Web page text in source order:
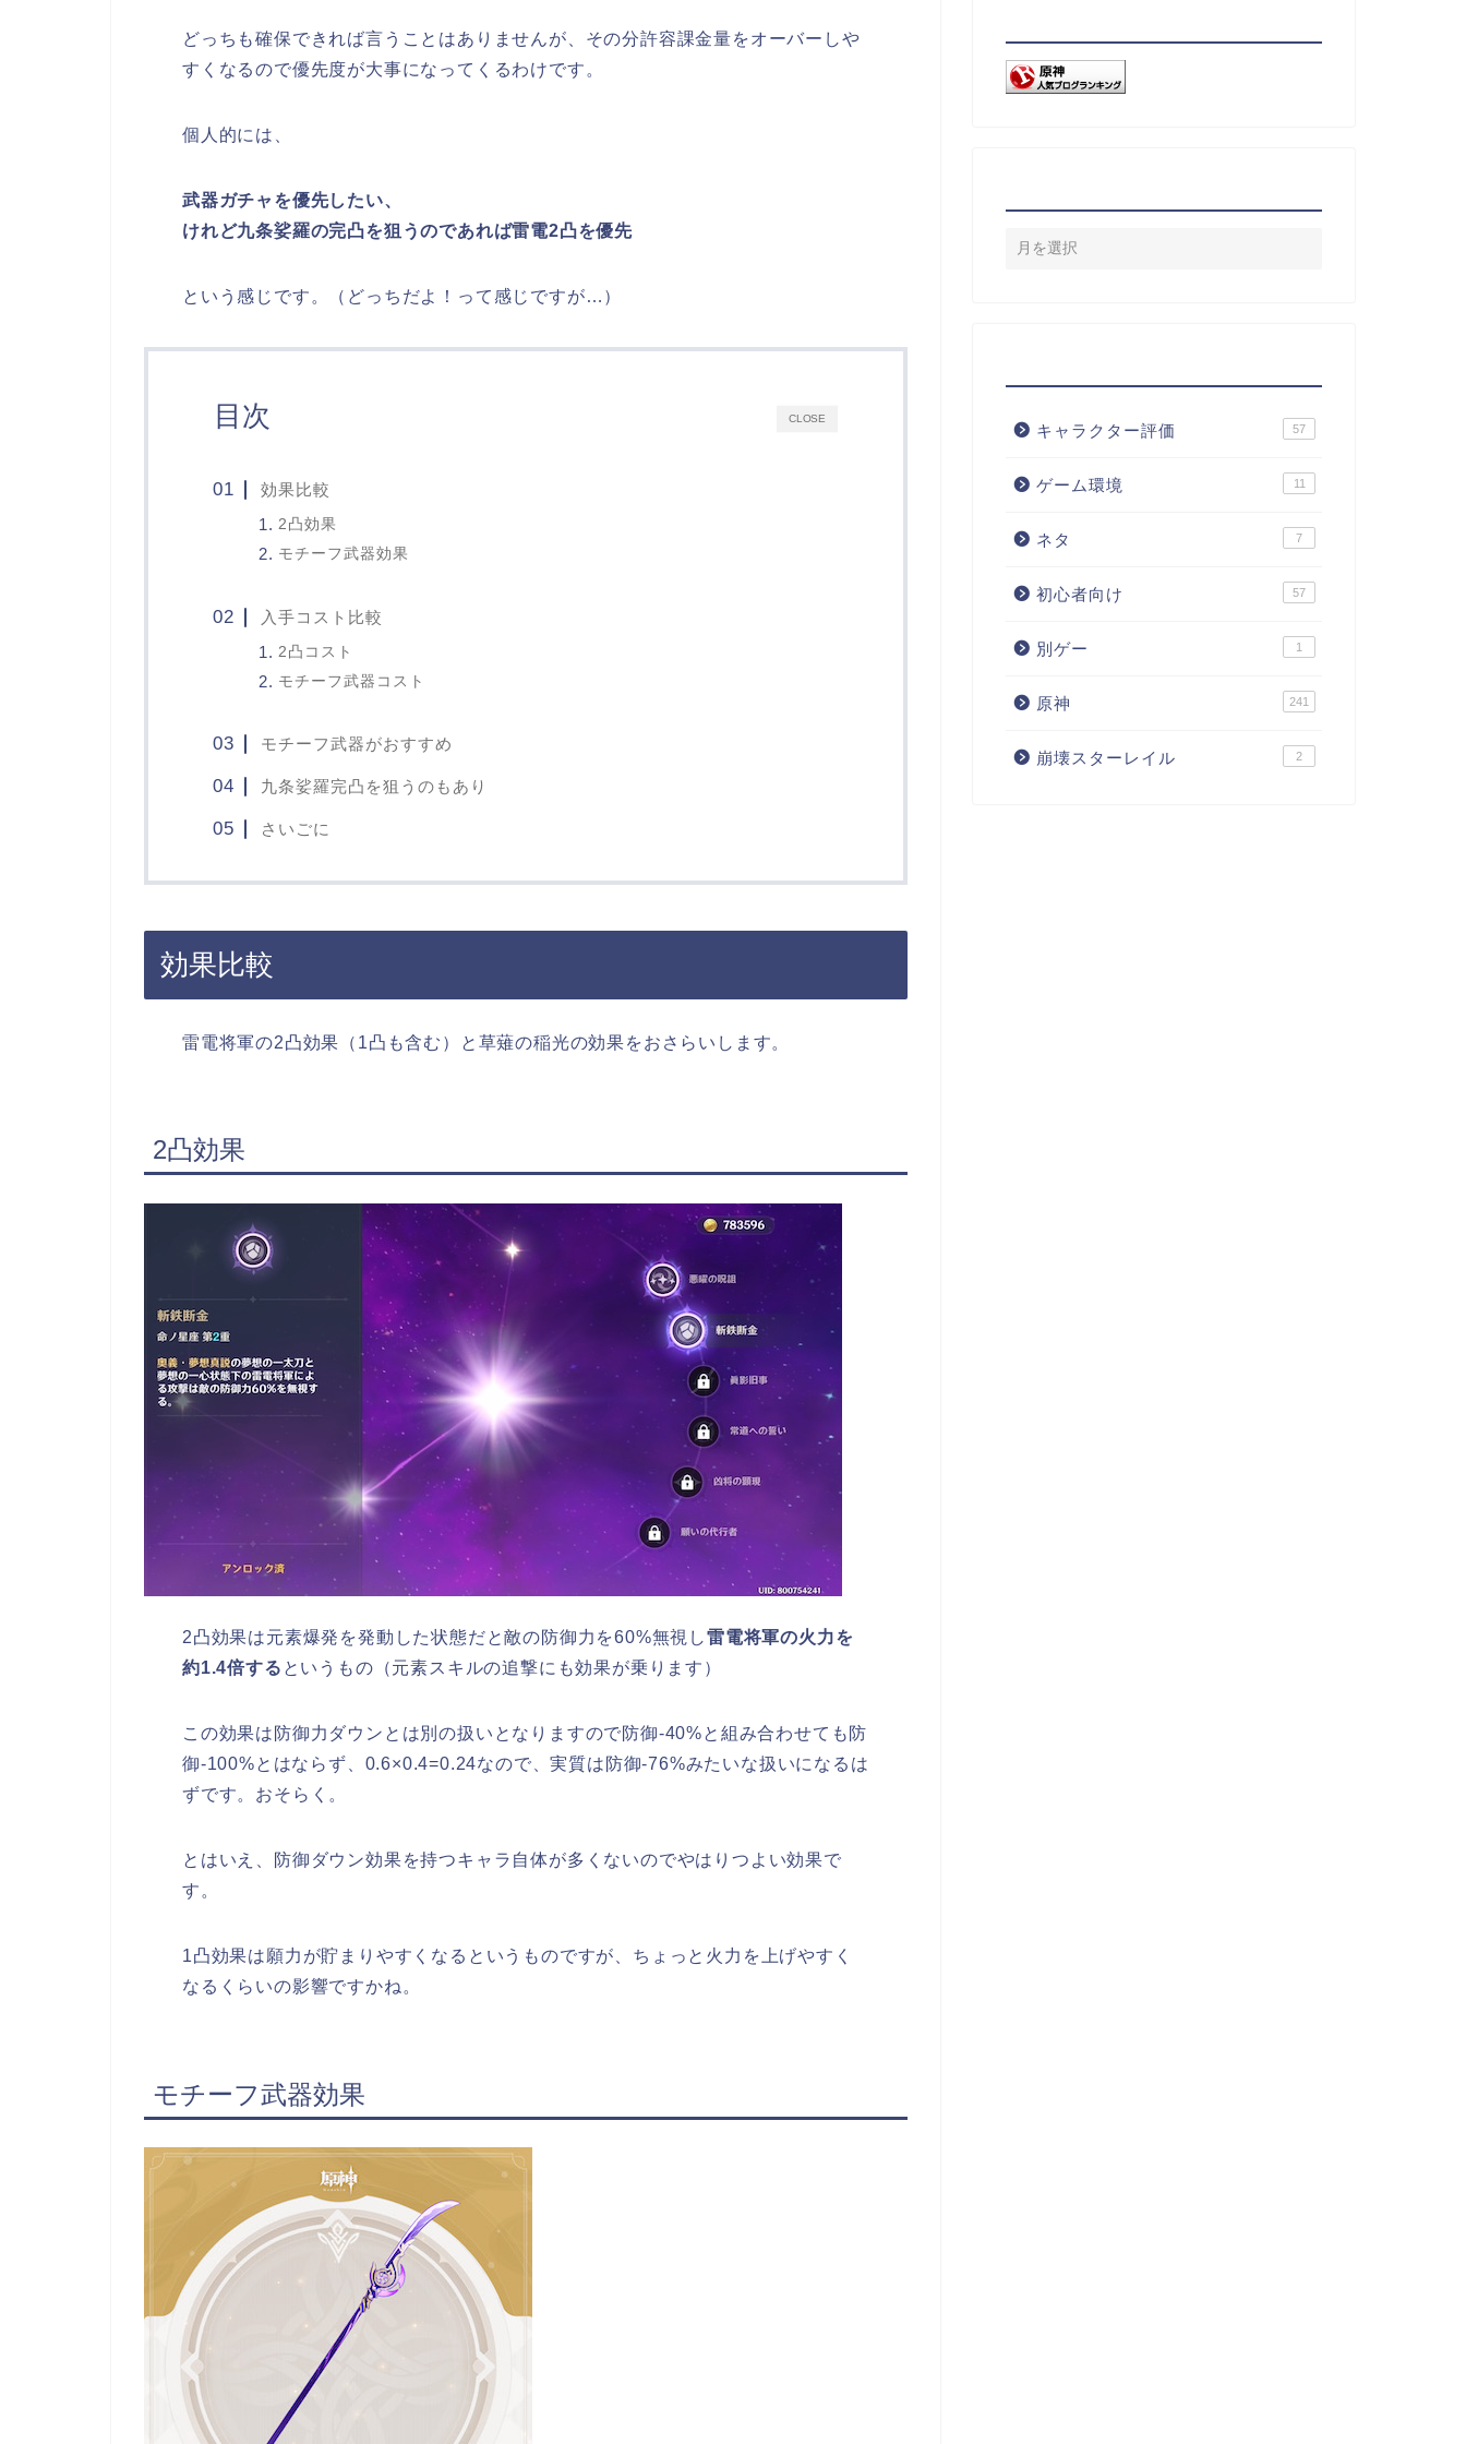
どっちも確保できれば言うことはありませんが、その分許容課金量をオーバーしや
すくなるので優先度が大事になってくるわけです。
個人的には、
武器ガチャを優先したい、
けれど九条娑羅の完凸を狙うのであれば雷電2凸を優先
という感じです。（どっちだよ！って感じですが…）
CLOSE
目次
効果比較
2凸効果
モチーフ武器効果
入手コスト比較
2凸コスト
モチーフ武器コスト
モチーフ武器がおすすめ
九条娑羅完凸を狙うのもあり
さいごに
効果比較
雷電将軍の2凸効果（1凸も含む）と草薙の稲光の効果をおさらいします。
2凸効果
2凸効果は元素爆発を発動した状態だと敵の防御力を60%無視し雷電将軍の火力を
約1.4倍する というもの（元素スキルの追撃にも効果が乗ります）
この効果は防御力ダウンとは別の扱いとなりますので防御-40%と組み合わせても防
御-100%とはならず、0.6×0.4=0.24なので、実質は防御-76%みたいな扱いになるは
ずです。おそらく。
とはいえ、防御ダウン効果を持つキャラ自体が多くないのでやはりつよい効果で
す。
1凸効果は願力が貯まりやすくなるというものですが、ちょっと火力を上げやすく
なるくらいの影響ですかね。
モチーフ武器効果
キャラクター評価 57
ゲーム環境 11
ネタ 7
初心者向け 57
別ゲー 1
原神 241
崩壊スターレイル 2